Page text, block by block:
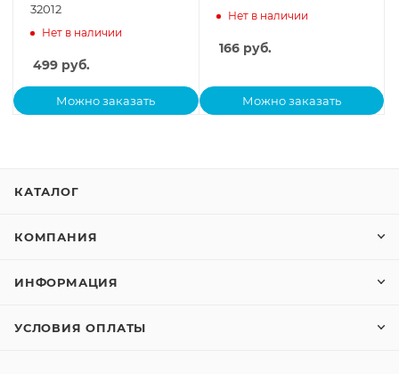
32012
Нет в наличии
499 руб.
Можно заказать
Нет в наличии
166руб.
Можно заказать
КАТАЛОГ
КОМПАНИЯ
ИНФОРМАЦИЯ
УСЛОВИЯ ОПЛАТЫ